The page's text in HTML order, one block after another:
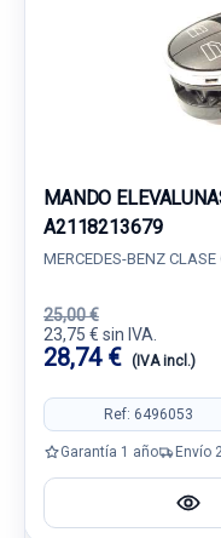
MANDO
A2118213679
MERCEDES-BENZ
25,00 €
23,75 € sin IVA.
28,74 € (IVA incl.)
Ref: 6496053
Garantía 1 año Envío